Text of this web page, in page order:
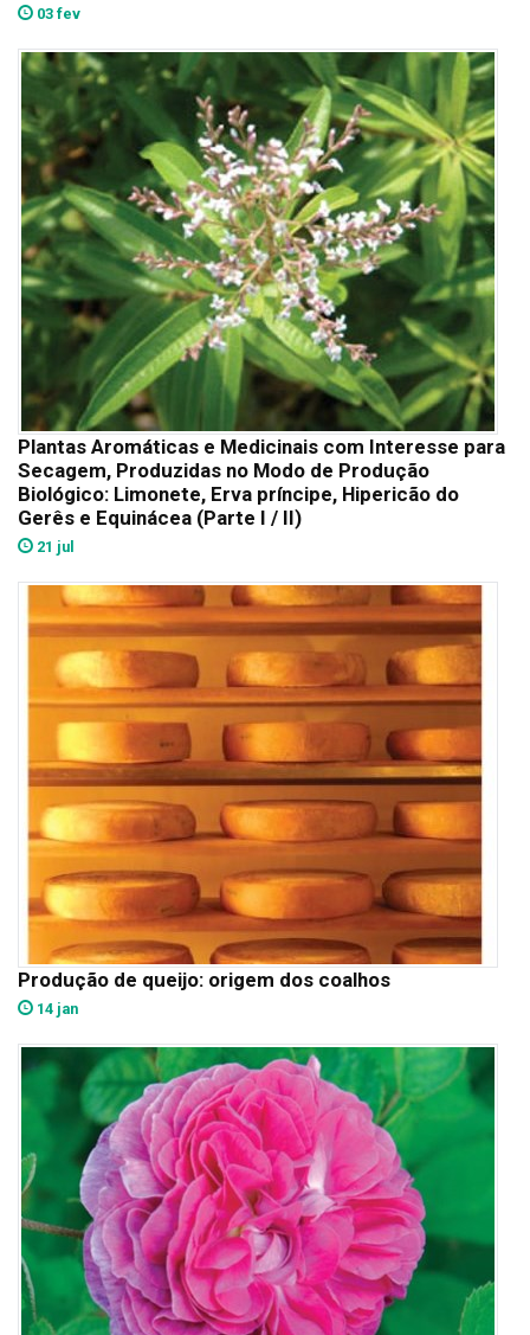
03 fev
Plantas Aromáticas e Medicinais com Interesse para
Secagem, Produzidas no Modo de Produção
Biológico: Limonete, Erva príncipe, Hipericão do
Gerês e Equinácea (Parte I / II)
21 jul
Produção de queijo: origem dos coalhos
14 jan